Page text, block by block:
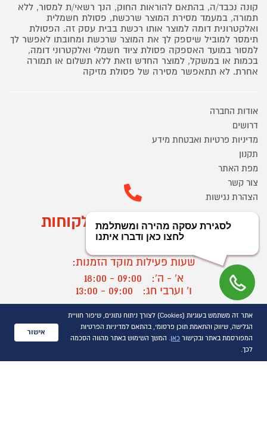
קונה נכבד/ה, בהתאם להוראות החוק, הנך רשאי/ת למסור, ללא
תמורה, במעמד מסירת המוצר שרכשת, פסולת חשמלית
ואלקטרונית דומה למוצר אותו רכשת בבית עסק זה. הפסולת
תימסר למוביל שיספק לך את המוצר שרכשת ומחובתו לאפשר לך
למסור במועד האספקה פסולת ציוד חשמלי ואלקטרוני דומה,
בכמות או במשקל, למוצר החדש וזאת ללא תשלום או תמורה
אחרת. לא תתאפשר מסירה של פסולת מזיקה
אודות החברה
דרושים
מדיניות פרטיות ואבטחת מידע
תקנון
מפת האתר
צור קשר
הצהרת נגישות
מוקד הזמנות ושירות לקוחות
03-9545370
שעות פעילות מוקד הזמנות:
א' - ה':
09:00 - 18:00
ו' וערבי חג:
09:00 - 13:00
שעות פעילות מוקד שירות לקוחות:
א' - ד':
09:00 - 16:30
ה :
09:00 - 16:00
אתר זה משתמש בעוגיות (Cookies) לצורך ניתוח נתונים, שיפור חוויית
הגלישה, שיווק והתאמת תוכן פרסומי, בהתאם למדיניות הפרטיות
המפורסמת באתר ובקישור כאן. המשך השימוש באתר מהווה הסכמה
לכך.
אישור